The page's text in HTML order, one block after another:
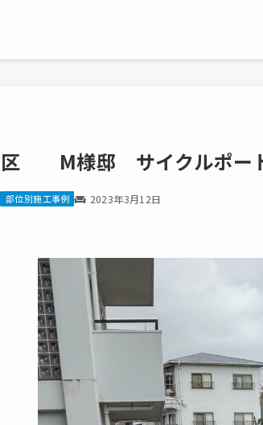
区 M様邸 サイクルポー
部位別施工事例 2023年3月12日